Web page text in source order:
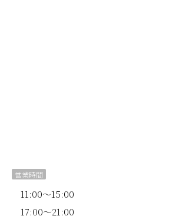
営業時間
11:00～15:00
17:00～21:00